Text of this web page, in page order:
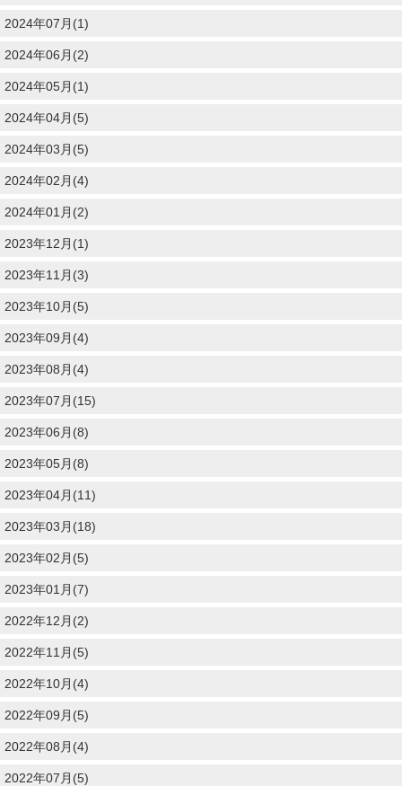
2024年07月(1)
2024年06月(2)
2024年05月(1)
2024年04月(5)
2024年03月(5)
2024年02月(4)
2024年01月(2)
2023年12月(1)
2023年11月(3)
2023年10月(5)
2023年09月(4)
2023年08月(4)
2023年07月(15)
2023年06月(8)
2023年05月(8)
2023年04月(11)
2023年03月(18)
2023年02月(5)
2023年01月(7)
2022年12月(2)
2022年11月(5)
2022年10月(4)
2022年09月(5)
2022年08月(4)
2022年07月(5)